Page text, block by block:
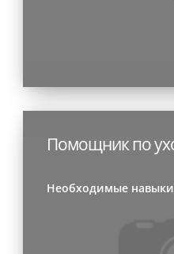
Помощник по
Необходимые навыки